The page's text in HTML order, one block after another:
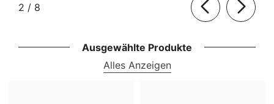
2 / von
8
Ausgewählte Produkte
Alles Anzeigen